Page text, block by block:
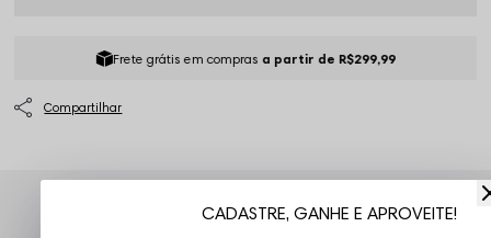
Frete grátis em compras a partir de R$299,99
Atendimento ao Cliente Vizu
CADASTRE, GANHE E APROVEITE!